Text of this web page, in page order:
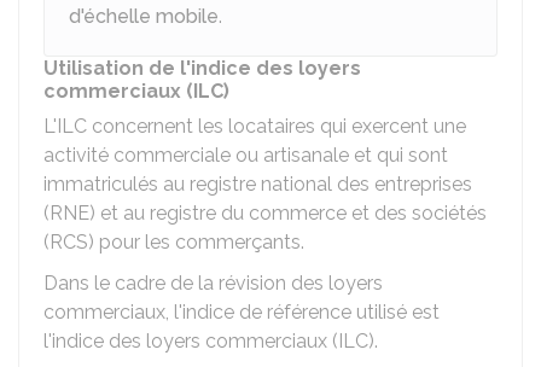
d'échelle mobile.
Utilisation de l'indice des loyers
commerciaux (ILC)
L'ILC concernent les locataires qui exercent une
activité commerciale ou artisanale et qui sont
immatriculés au registre national des entreprises
(RNE) et au registre du commerce et des sociétés
(RCS) pour les commerçants.
Dans le cadre de la révision des loyers
commerciaux, l'indice de référence utilisé est
l'indice des loyers commerciaux (ILC).